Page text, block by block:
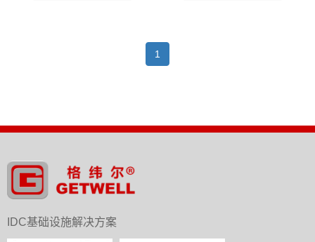
1
IDC基础设施解决方案